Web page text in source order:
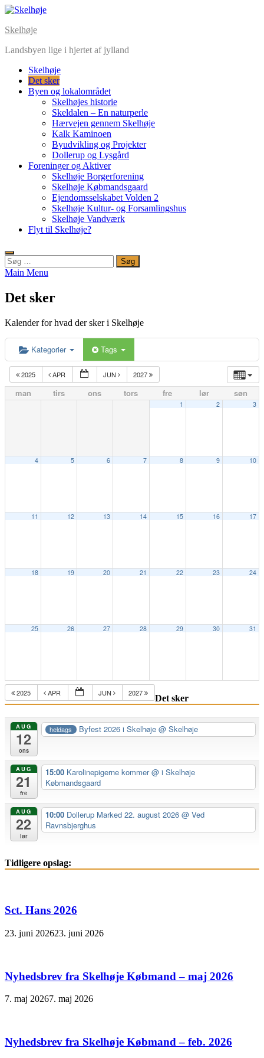
Skip
content
Skelhøje
Landsbyen lige i hjertet af jylland
Skelhøje
Det sker
Byen og lokalområdet
Skelhøjes historie
Skeldalen – En naturperle
Hærvejen gennem Skelhøje
Kalk Kaminoen
Byudvikling og Projekter
Dollerup og Lysgård
Foreninger og Aktiver
Skelhøje Borgerforening
Skelhøje Købmandsgaard
Ejendomsselskabet Volden 2
Skelhøje Kultur- og Forsamlingshus
Skelhøje Vandværk
Flyt til Skelhøje?
Søg
efter:
Main Menu
Det sker
Kalender for hvad der sker i Skelhøje
Kategorier Tags
2025 APR JUN 2027
man tirs ons tors fre lør søn
1 2 3
4 5 6 7 8 9 10
11 12 13 14 15 16 17
18 19 20 21 22 23 24
25 26 27 28 29 30 31
2025 APR JUN 2027
Det sker
AUG
12
ons
heldags Byfest 2026 i Skelhøje@ Skelhøje
AUG
21
fre
15:00 Karolinepigerne kommer@ i Skelhøje
Købmandsgaard
AUG
22
lør
10:00 Dollerup Marked 22. august 2026 @ Ved
Ravnsbjerghus
Tidligere opslag:
Sct. Hans 2026
23. juni 202623. juni 2026
Nyhedsbrev fra Skelhøje Købmand – maj 2026
7. maj 20267. maj 2026
Nyhedsbrev fra Skelhøje Købmand – feb. 2026